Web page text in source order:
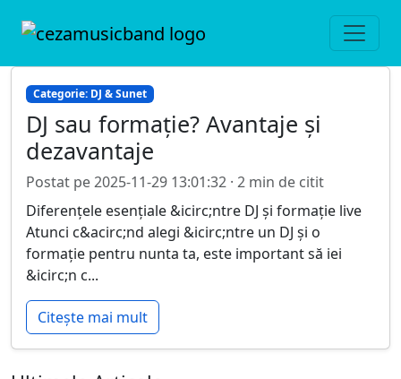
Categorie: DJ & Sunet
DJ sau formație? Avantaje și
dezavantaje
Postat pe 2025-11-29 13:01:32 · 2 min de citit
Diferențele esențiale &icirc;ntre DJ și formație live
Atunci c&acirc;nd alegi &icirc;ntre un DJ și o
formație pentru nunta ta, este important să iei
&icirc;n c...
Citește mai mult